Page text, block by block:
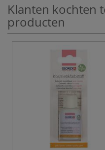
Klanten kochten
producten